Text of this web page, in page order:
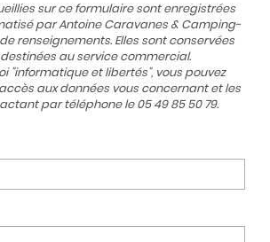
sur ce formulaire sont enregistrées
par Antoine Caravanes & Camping-
renseignements. Elles sont conservées
au service commercial.
"informatique et libertés", vous pouvez
aux données vous concernant et les
par téléphone le 05 49 85 50 79.